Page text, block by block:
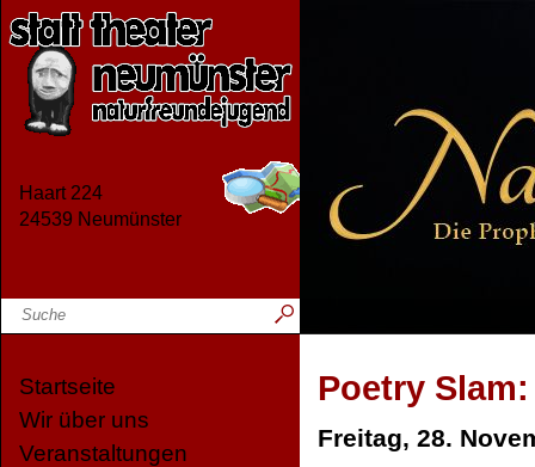
Haart 224
24539 Neumünster
Startseite
Wir über uns
Veranstaltungen
Poetry
Freitag, 28.